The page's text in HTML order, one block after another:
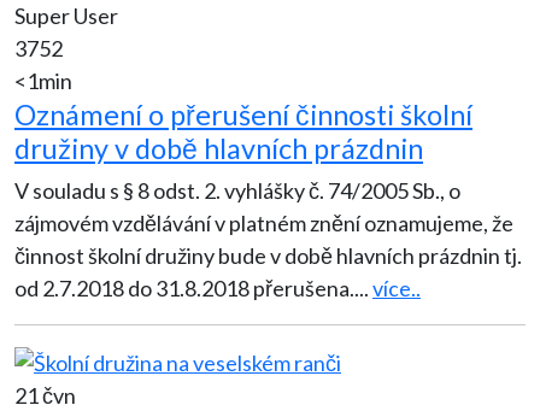
Super User
3752
<1min
Oznámení o přerušení činnosti školní
družiny v době hlavních prázdnin
V souladu s § 8 odst. 2. vyhlášky č. 74/2005 Sb., o
zájmovém vzdělávání v platném znění oznamujeme, že
činnost školní družiny bude v době hlavních prázdnin tj.
od 2.7.2018 do 31.8.2018 přerušena....více..
21 čvn